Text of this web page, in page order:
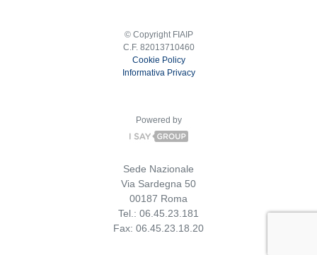
© Copyright FIAIP
C.F. 82013710460
Cookie Policy
Informativa Privacy
Powered by
Sede Nazionale
Via Sardegna 50
00187 Roma
Tel.: 06.45.23.181
Fax: 06.45.23.18.20